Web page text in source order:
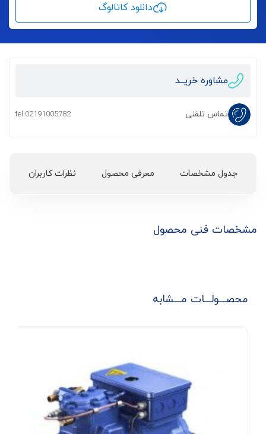
دانلود کاتالوگ
مشاوره خریــد
تماس تلفنی tel:02191005782
جدول مشخصات معرفی محصول نظرات کاربران
مشخصات فنی محصول
محصـــولـــات مـــشابه